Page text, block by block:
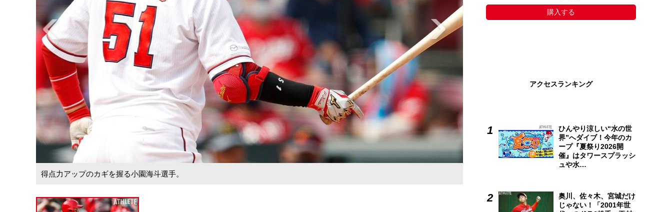
得点力アップのカギを握る小園海斗選手。
購入する
アクセスランキング
ひんやり涼しい“水の世
界”へダイブ！今年のカ
ープ『夏祭り2026開
催』はタワースプラッシ
ュや水…
奥川、佐々木、宮城だけ
じゃない！「2001年世